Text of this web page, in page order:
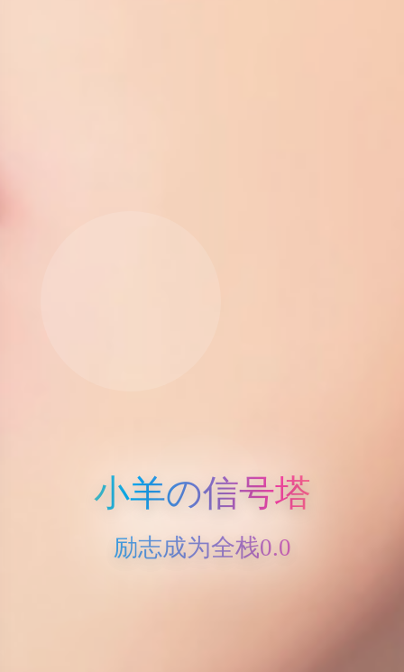
小羊の信号塔
励志成为全栈0.0